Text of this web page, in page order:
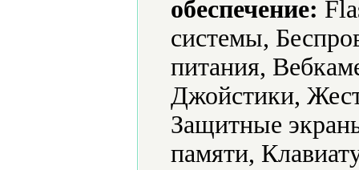
обеспечение:
системы,
питания,
Джойстики,
Защитные
памяти,